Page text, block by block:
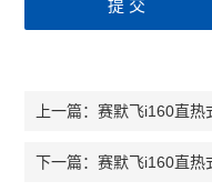
上一篇：赛默飞i160直热
下一篇：赛默飞i160直热